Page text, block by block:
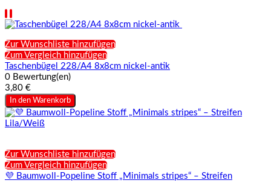
Zur Wunschliste hinzufügen
Zum Vergleich hinzufügen
Taschenbügel 228/A4 8x8cm nickel-antik
0 Bewertung(en)
3,80 €
In den Warenkorb
Zur Wunschliste hinzufügen
Zum Vergleich hinzufügen
💜 Baumwoll-Popeline Stoff „Minimals stripes“ – Streifen